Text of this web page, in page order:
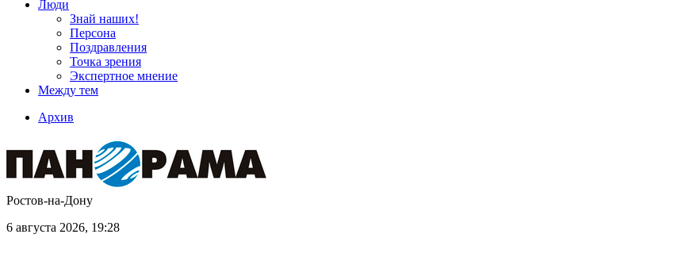
Люди
Знай наших!
Персона
Поздравления
Точка зрения
Экспертное мнение
Между тем
Архив
Ростов-на-Дону
6 августа 2026, 19:28